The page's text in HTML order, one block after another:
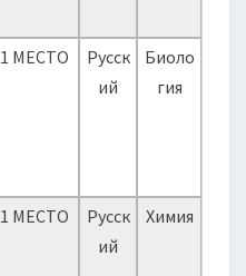
1 МЕСТО
Русск
ий
Биоло
гия
1 МЕСТО
Русск
ий
Химия